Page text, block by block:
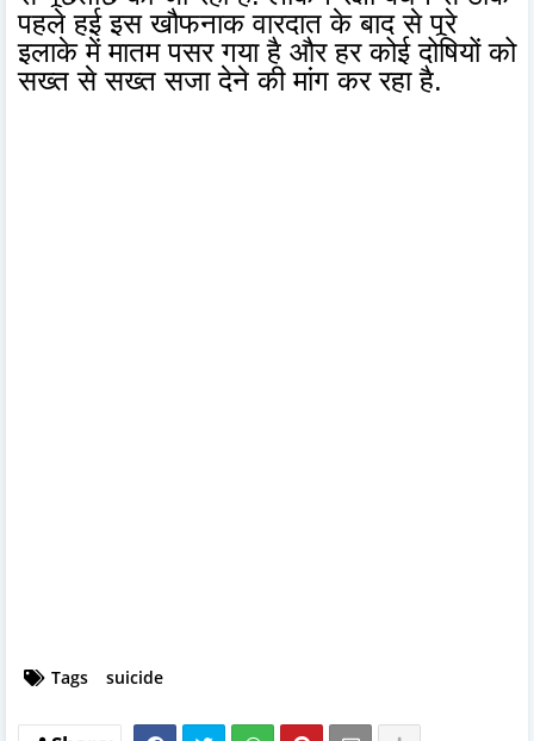
पहले हुई इस खौफनाक वारदात के बाद से पूरे
इलाके में मातम पसर गया है और हर कोई दोषियों को
सख्त से सख्त सजा देने की मांग कर रहा है.
Tags suicide